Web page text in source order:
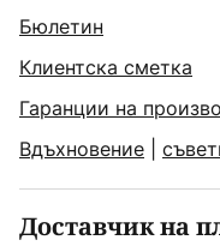
Бюлетин
Клиентска сметка
Гаранции на
Вдъхновение
Доставчик на